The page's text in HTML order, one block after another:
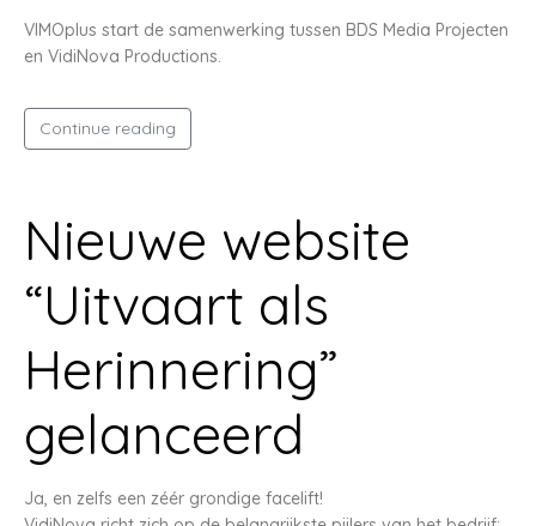
VIMOplus start de samenwerking tussen BDS Media Projecten
en VidiNova Productions.
Continue reading
Nieuwe website
“Uitvaart als
Herinnering”
gelanceerd
Ja, en zelfs een zéér grondige facelift!